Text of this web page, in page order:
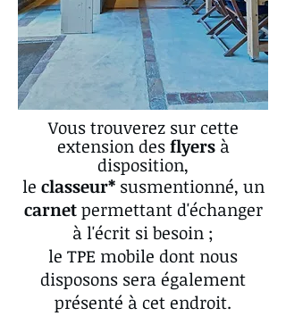
Vous trouverez sur cette
extension desflyersà
disposition,
le classeur*susmentionné, un
carnetpermettant d'échanger
à l'écrit si besoin ;
le TPE mobile dont nous
disposons sera également
présenté à cet endroit.